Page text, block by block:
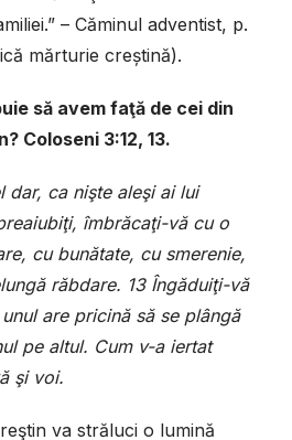
– Căminul adventist, p.
mărturie creștină).
să avem faţă de cei din
Coloseni 3:12, 13.
dar, ca nişte aleşi ai lui
îmbrăcaţi-vă cu o
cu bunătate, cu smerenie,
răbdare. 13 Îngăduiţi-vă
are pricină să se plângă
pe altul. Cum v-a iertat
şi voi.
va străluci o lumină